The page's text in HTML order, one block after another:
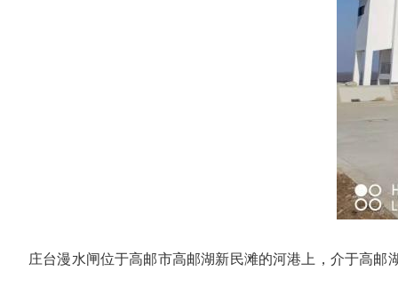
庄台漫水闸位于高邮市高邮湖新民滩的河港上，介于高